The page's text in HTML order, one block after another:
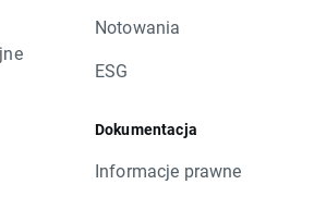
Notowania
ESG
Dokumentacja
Informacje prawne